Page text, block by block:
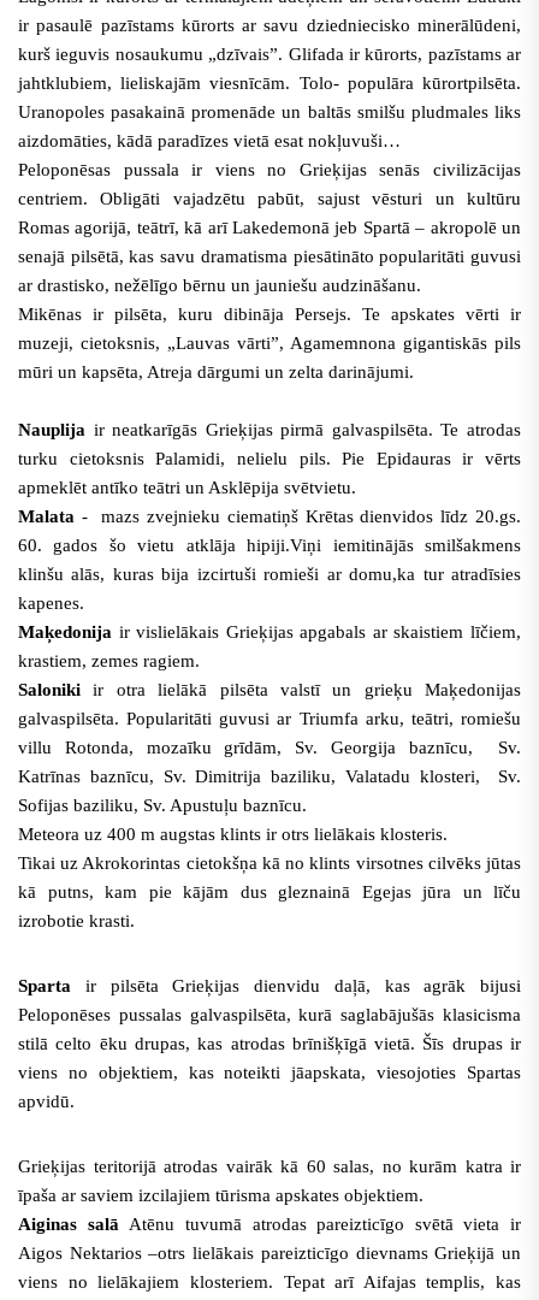
ir pasaulē pazīstams kūrorts ar savu dziedniecisko minerālūdeni,
kurš ieguvis nosaukumu „dzīvais”. Glifada ir kūrorts, pazīstams ar
jahtklubiem, lieliskajām viesnīcām. Tolo- populāra kūrortpilsēta.
Uranopoles pasakainā promenāde un baltās smilšu pludmales liks
aizdomāties, kādā paradīzes vietā esat nokļuvuši…
Peloponēsas pussala ir viens no Grieķijas senās civilizācijas
centriem. Obligāti vajadzētu pabūt, sajust vēsturi un kultūru
Romas agorijā, teātrī, kā arī Lakedemonā jeb Spartā – akropolē un
senajā pilsētā, kas savu dramatisma piesātināto popularitāti guvusi
ar drastisko, nežēlīgo bērnu un jauniešu audzināšanu.
Mikēnas ir pilsēta, kuru dibināja Persejs. Te apskates vērti ir
muzeji, cietoksnis, „Lauvas vārti”, Agamemnona gigantiskās pils
mūri un kapsēta, Atreja dārgumi un zelta darinājumi.
Nauplija ir neatkarīgās Grieķijas pirmā galvaspilsēta. Te atrodas
turku cietoksnis Palamidi, nelielu pils. Pie Epidauras ir vērts
apmeklēt antīko teātri un Asklēpija svētvietu.
Malata - mazs zvejnieku ciematiņš Krētas dienvidos līdz 20.gs.
60. gados šo vietu atklāja hipiji.Viņi iemitinājās smilšakmens
klinšu alās, kuras bija izcirtuši romieši ar domu,ka tur atradīsies
kapenes.
Maķedonija ir vislielākais Grieķijas apgabals ar skaistiem līčiem,
krastiem, zemes ragiem.
Saloniki
ir otra lielākā pilsēta valstī un grieķu Maķedonijas
galvaspilsēta. Popularitāti guvusi ar Triumfa arku, teātri, romiešu
villu Rotonda, mozaīku grīdām, Sv. Georgija baznīcu, Sv.
Katrīnas baznīcu, Sv. Dimitrija baziliku, Valatadu klosteri, Sv.
Sofijas baziliku, Sv. Apustuļu baznīcu.
Meteora uz 400 m augstas klints ir otrs lielākais klosteris.
Tikai uz Akrokorintas cietokšņa kā no klints virsotnes cilvēks jūtas
kā putns, kam pie kājām dus gleznainā Egejas jūra un līču
izrobotie krasti.
Sparta ir pilsēta Grieķijas dienvidu daļā, kas agrāk bijusi
Peloponēses pussalas galvaspilsēta, kurā saglabājušās klasicisma
stilā celto ēku drupas, kas atrodas brīnišķīgā vietā. Šīs drupas ir
viens no objektiem, kas noteikti jāapskata, viesojoties Spartas
apvidū.
Grieķijas teritorijā atrodas vairāk kā 60 salas, no kurām katra ir
īpaša ar saviem izcilajiem tūrisma apskates objektiem.
Aiginas salā Atēnu tuvumā atrodas pareizticīgo svētā vieta ir
Aigos Nektarios –otrs lielākais pareizticīgo dievnams Grieķijā un
viens no lielākajiem klosteriem. Tepat arī Aifajas templis, kas